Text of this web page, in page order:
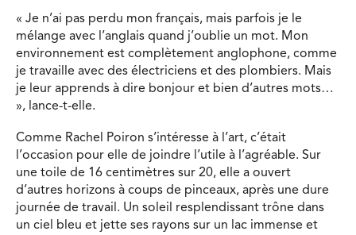
« Je n’ai pas perdu mon français, mais parfois je le
mélange avec l’anglais quand j’oublie un mot. Mon
environnement est complètement anglophone, comme
je travaille avec des électriciens et des plombiers. Mais
je leur apprends à dire bonjour et bien d’autres mots…
», lance-t-elle.
Comme Rachel Poiron s’intéresse à l’art, c’était
l’occasion pour elle de joindre l’utile à l’agréable. Sur
une toile de 16 centimètres sur 20, elle a ouvert
d’autres horizons à coups de pinceaux, après une dure
journée de travail. Un soleil resplendissant trône dans
un ciel bleu et jette ses rayons sur un lac immense et